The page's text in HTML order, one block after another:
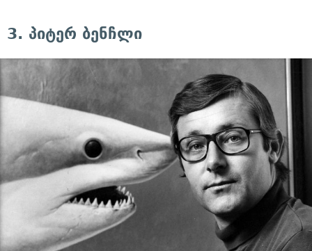
3. პიტერ ბენჩლი